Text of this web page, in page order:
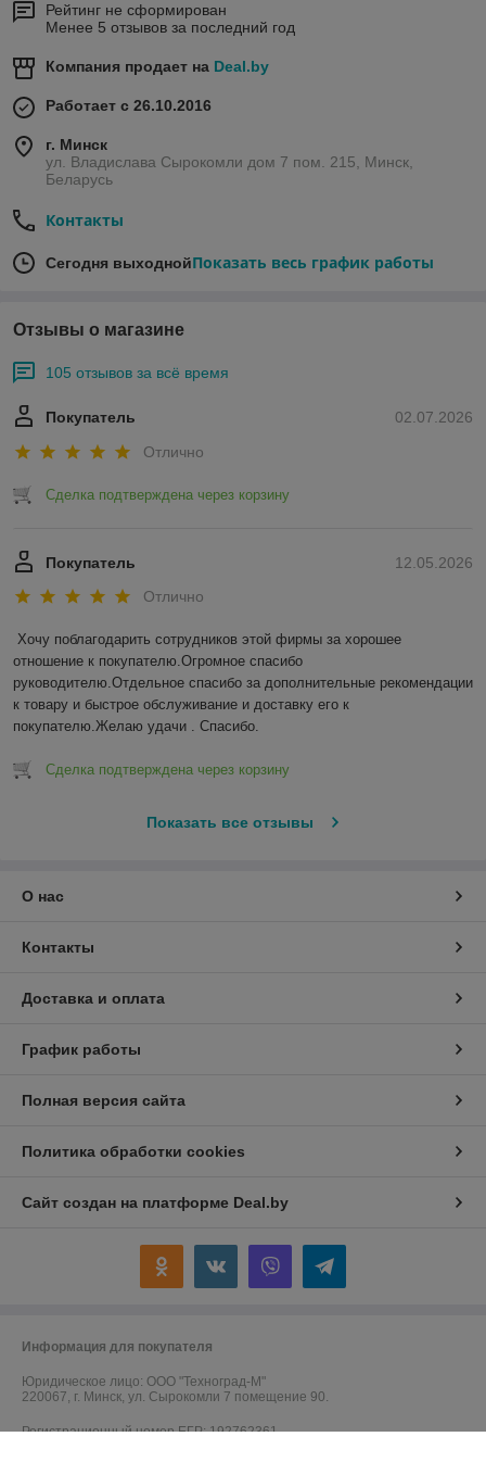
Рейтинг не сформирован
Менее 5 отзывов за последний год
Компания продает на Deal.by
Работает с 26.10.2016
г. Минск
ул. Владислава Сырокомли дом 7 пом. 215, Минск,
Беларусь
Контакты
Сегодня выходнойПоказать весь график работы
Отзывы о магазине
105 отзывов за всё время
02.07.2026
Покупатель
Отлично
Сделка подтверждена через корзину
12.05.2026
Покупатель
Отлично
Хочу поблагодарить сотрудников этой фирмы за хорошее
отношение к покупателю.Огромное спасибо
руководителю.Отдельное спасибо за дополнительные рекомендации
к товару и быстрое обслуживание и доставку его к
покупателю.Желаю удачи . Спасибо.
Сделка подтверждена через корзину
Показать все отзывы
О нас
Контакты
Доставка и оплата
График работы
Полная версия сайта
Политика обработки cookies
Сайт создан на платформе Deal.by
Информация для покупателя
Юридическое лицо: ООО "Техноград-М"
220067, г. Минск, ул. Сырокомли 7 помещение 90.
Регистрационный номер ЕГР: 192762361